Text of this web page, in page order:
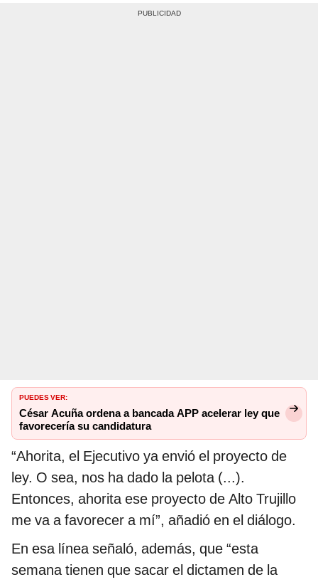
PUEDES VER:
César Acuña ordena a bancada APP acelerar ley que
favorecería su candidatura
“Ahorita, el Ejecutivo ya envió el proyecto de
ley. O sea, nos ha dado la pelota (...).
Entonces, ahorita ese proyecto de Alto Trujillo
me va a favorecer a mí”, añadió en el diálogo.
En esa línea señaló, además, que “esta
semana tienen que sacar el dictamen de la